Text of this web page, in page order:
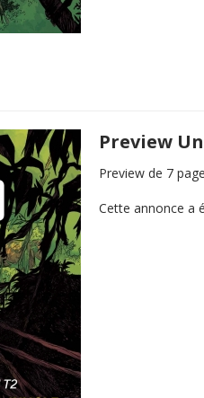
Preview
Preview de 7
Cette annonce a